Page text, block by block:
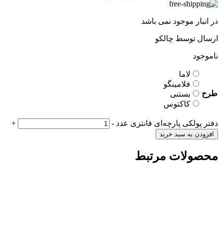
در انبار موجود نمی باشد
ارسال توسط چالکو
ناموجود
طرح
لاما
فلامینگو
بستنی
کاکتوس
دفتر پولکی پارچه‌ای فانتزی عدد -
+
افزودن به سبد خرید
محصولات مرتبط